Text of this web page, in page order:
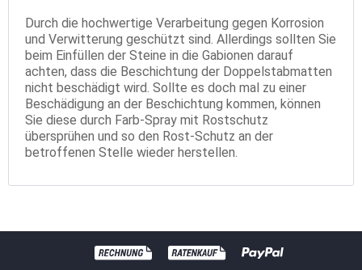
Durch die hochwertige Verarbeitung gegen Korrosion
und Verwitterung geschützt sind. Allerdings sollten Sie
beim Einfüllen der Steine in die Gabionen darauf
achten, dass die Beschichtung der Doppelstabmatten
nicht beschädigt wird. Sollte es doch mal zu einer
Beschädigung an der Beschichtung kommen, können
Sie diese durch Farb-Spray mit Rostschutz
übersprühen und so den Rost-Schutz an der
betroffenen Stelle wieder herstellen.